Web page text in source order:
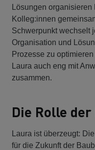
Lösungen
Kolleg:innen
Schwerpunkt wechselt
Organisation und
Prozesse zu
Laura auch eng mit
zusammen.
Die Rolle
Laura ist überzeugt:
für die Zukunft der